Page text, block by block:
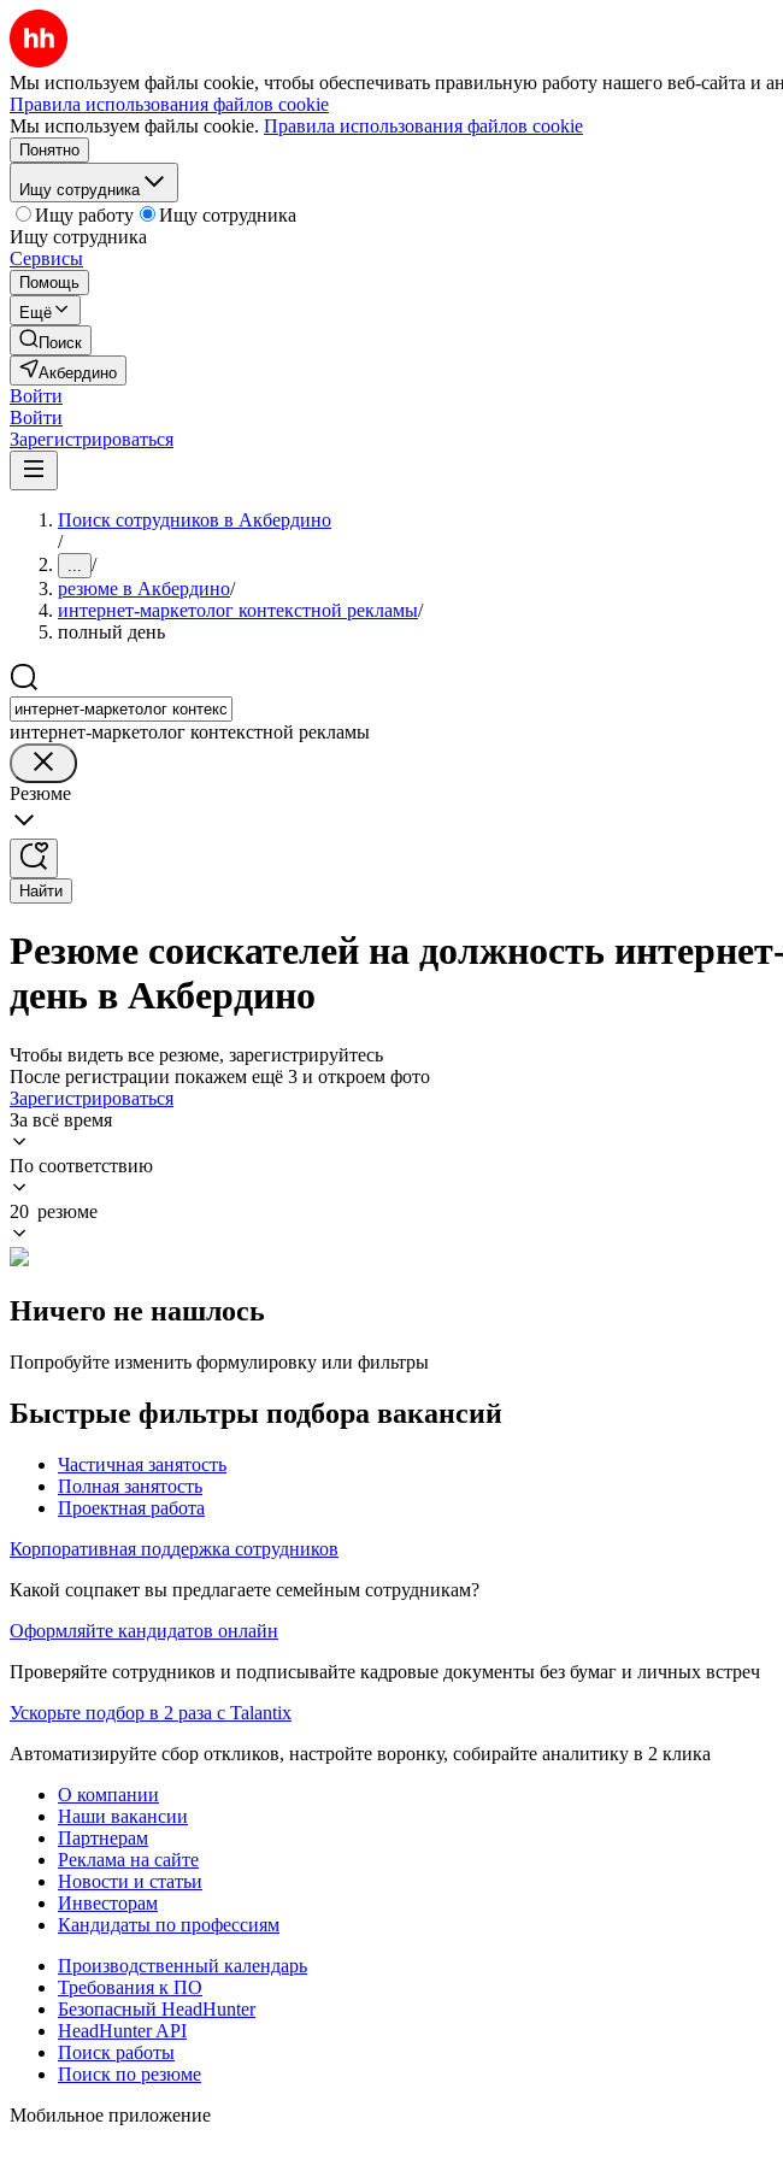
Мы используем файлы cookie, чтобы обеспечивать правильную работу нашего веб-сайта и
Правила использования файлов cookie
Мы используем файлы cookie. Правила использования файлов cookie
Понятно
Ищу сотрудника
Ищу работу
Ищу сотрудника
Ищу сотрудника
Сервисы
Помощь
Ещё
Поиск
Акбердино
Войти
Войти
Зарегистрироваться
Поиск сотрудников в Акбердино
/
... /
резюме в Акбердино/
интернет-маркетолог контекстной рекламы/
полный день
интернет-маркетолог контекстной рекламы
Резюме
Найти
Резюме соискателей на должность
день в Акбердино
Чтобы видеть все резюме, зарегистрируйтесь
После регистрации покажем ещё 3 и откроем фото
Зарегистрироваться
За всё время
По соответствию
20 резюме
Ничего не нашлось
Попробуйте изменить формулировку или фильтры
Быстрые фильтры подбора вакансий
Частичная занятость
Полная занятость
Проектная работа
Корпоративная поддержка сотрудников
Какой соцпакет вы предлагаете семейным сотрудникам?
Оформляйте кандидатов онлайн
Проверяйте сотрудников и подписывайте кадровые документы без бумаг и личных встреч
Ускорьте подбор в 2 раза с Talantix
Автоматизируйте сбор откликов, настройте воронку, собирайте аналитику в 2 клика
О компании
Наши вакансии
Партнерам
Реклама на сайте
Новости и статьи
Инвесторам
Кандидаты по профессиям
Производственный календарь
Требования к ПО
Безопасный HeadHunter
HeadHunter API
Поиск работы
Поиск по резюме
Мобильное приложение